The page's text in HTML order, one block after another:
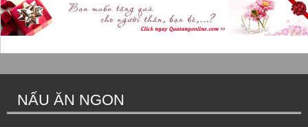
NẤU ĂN NGON